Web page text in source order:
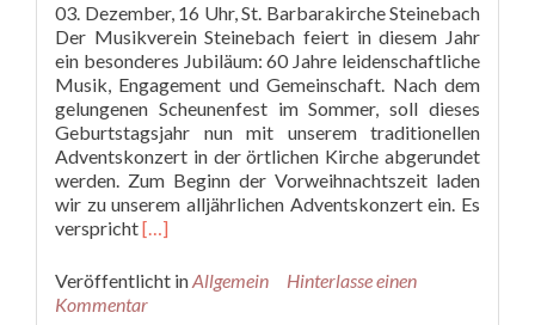
03. Dezember, 16 Uhr, St. Barbarakirche Steinebach
Der Musikverein Steinebach feiert in diesem Jahr
ein besonderes Jubiläum: 60 Jahre leidenschaftliche
Musik, Engagement und Gemeinschaft. Nach dem
gelungenen Scheunenfest im Sommer, soll dieses
Geburtstagsjahr nun mit unserem traditionellen
Adventskonzert in der örtlichen Kirche abgerundet
werden. Zum Beginn der Vorweihnachtszeit laden
wir zu unserem alljährlichen Adventskonzert ein. Es
versprichtRead
about
Vorweihnachtliches
[…]
Veröffentlicht inAllgemein
Hinterlasse einen
Kommentar